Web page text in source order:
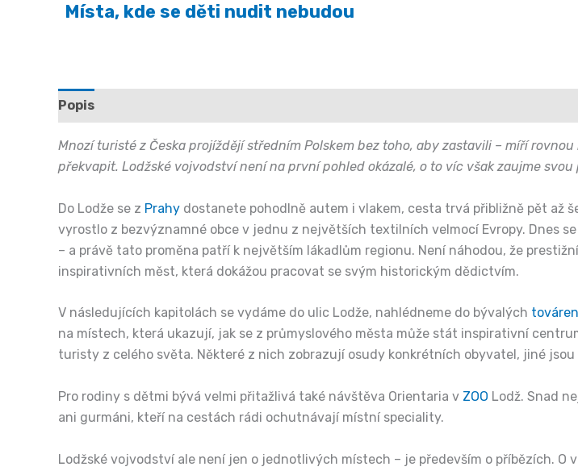
Místa, kde se děti nudit nebudou
Popis
Mnozí turisté z Česka projíždějí středním Polskem bez toho, aby zastavili – míří
překvapit. Lodžské vojvodství není na první pohled okázalé, o to víc však zaujme
Do Lodže se z Prahy dostanete pohodlně autem i vlakem, cesta trvá přibližně pět až
vyrostlo z bezvýznamné obce v jednu z největších textilních velmocí Evropy. Dnes
– a právě tato proměna patří k největším lákadlům regionu. Není náhodou, že
inspirativních měst, která dokážou pracovat se svým historickým dědictvím.
V následujících kapitolách se vydáme do ulic Lodže, nahlédneme do bývalých továren
na místech, která ukazují, jak se z průmyslového města může stát inspirativní
turisty z celého světa. Některé z nich zobrazují osudy konkrétních obyvatel, jiné
Pro rodiny s dětmi bývá velmi přitažlivá také návštěva Orientaria v ZOO Lodž. Snad
ani gurmáni, kteří na cestách rádi ochutnávají místní speciality.
Lodžské vojvodství ale není jen o jednotlivých místech – je především o příbězích.